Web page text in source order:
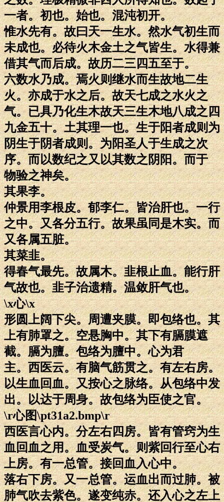
一者。初也。始也。混沌初开。
惟水先有。故曰天一生水。然水气初生而
未成也。必待火木金土之气皆生。水得兼
借其气而后成。故历二三四五至于。
六数水乃成。焉火则继水而生故地二生
火。亦成于水之后。故天七成之水火之
气。已具乃化生木故天三生木地八成之四
九金五十。土其理一也。生于阳者成则为
阴生于阴者成则。为阳圣人于生成之次
序。而以数纪之又以其数之阴阳。而于
物验之神矣。
其果李。
仲景用李根皮。郁李仁。皆治肝也。一行
之中。又各分五行。故果虽同是木实。而
又各属五脏。
其菜韭。
得春气最先。故属木。韭根止血。能行肝
气故也。韭子治遗精。温敛肝气也。
\x心\x
形圆上阔下尖。周遭夹膜。即包络也。其
上有肺罩之。空悬胸中。其下有膈膜遮
截。膈为膻。包络为膻中。心为君
主。西医云。有脑气筋贯之。有左右房。
以生血回血。又按心之脉络。从包络中发
出。以达于周身。故包络为臣使之官。
\r心图\pt31a2.bmp\r
西医言心内。分左右四房。皆有管窍为生
血回血之用。血受炭气。则紫回行至心右
上房。有一总管。接回血入心中。
落右下房。又一总管。运血出而过肺。被
肺气吹去紫色。遂变纯赤。还入心之左上